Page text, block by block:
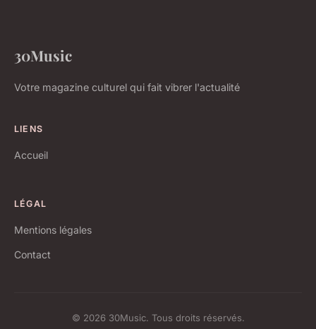
30Music
Votre magazine culturel qui fait vibrer l'actualité
LIENS
Accueil
LÉGAL
Mentions légales
Contact
© 2026 30Music. Tous droits réservés.